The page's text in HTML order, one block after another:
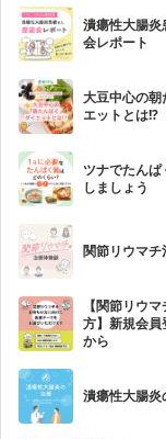
潰瘍性大腸
会レポート
大豆中心の朝
エットとは!?
ツナでたんぱ
しましょう
関節リウマチ
【関節リウ
方】新規会員
から
潰瘍性大腸炎